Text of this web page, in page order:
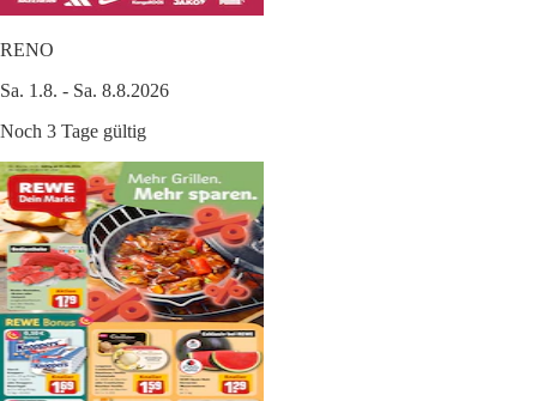
RENO
Sa. 1.8. - Sa. 8.8.2026
Noch 3 Tage gültig